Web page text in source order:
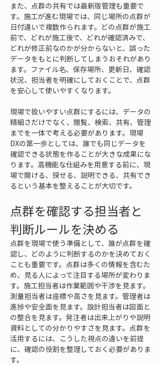
また、点群の共有では最新版管理も重要で
す。施工が進む現場では、同じ場所の点群が
日付違いで複数作られます。どの点群が施工
前で、どれが施工後で、どれが確認済みで、
どれが修正前なのかが分からないと、誤った
データをもとに判断してしまうおそれがあり
ます。ファイル名、保存場所、更新日、確認
状況、担当者を明確にしておくことで、点群
を安心して使いやすくなります。
現場で扱いやすい点群にするには、データの
精細さだけでなく、閲覧、検索、共有、管理
までを一体で考える必要があります。現場
DXの第一歩としては、誰でも同じデータを
確認できる状態を作ることが大きな成果にな
ります。高機能な仕組みを用意する前に、現
場で開ける、探せる、説明できる、共有でき
るという基本を整えることが大切です。
点群を確認する担当者と
判断ルールを決める
点群を現場で使う準備として、誰が点群を確
認し、どのように判断するのかを決めておく
ことも重要です。点群は多くの情報を含むた
め、見る人によって注目する場所が変わりま
す。施工担当者は作業範囲や干渉を見ます。
測量担当者は座標や高さを見ます。管理者は
進捗や安全面を見ます。設計担当者は図面と
の整合を見ます。発注者は出来上がりや説明
資料としての分かりやすさを見ます。点群を
活用するには、こうした視点の違いを前提
に、確認の役割を整理しておく必要がありま
す。